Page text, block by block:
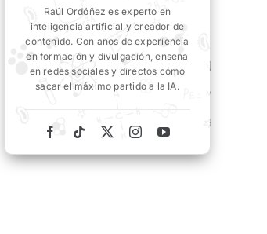
Raúl Ordóñez es experto en
inteligencia artificial y creador de
contenido. Con años de experiencia
en formación y divulgación, enseña
en redes sociales y directos cómo
sacar el máximo partido a la IA.